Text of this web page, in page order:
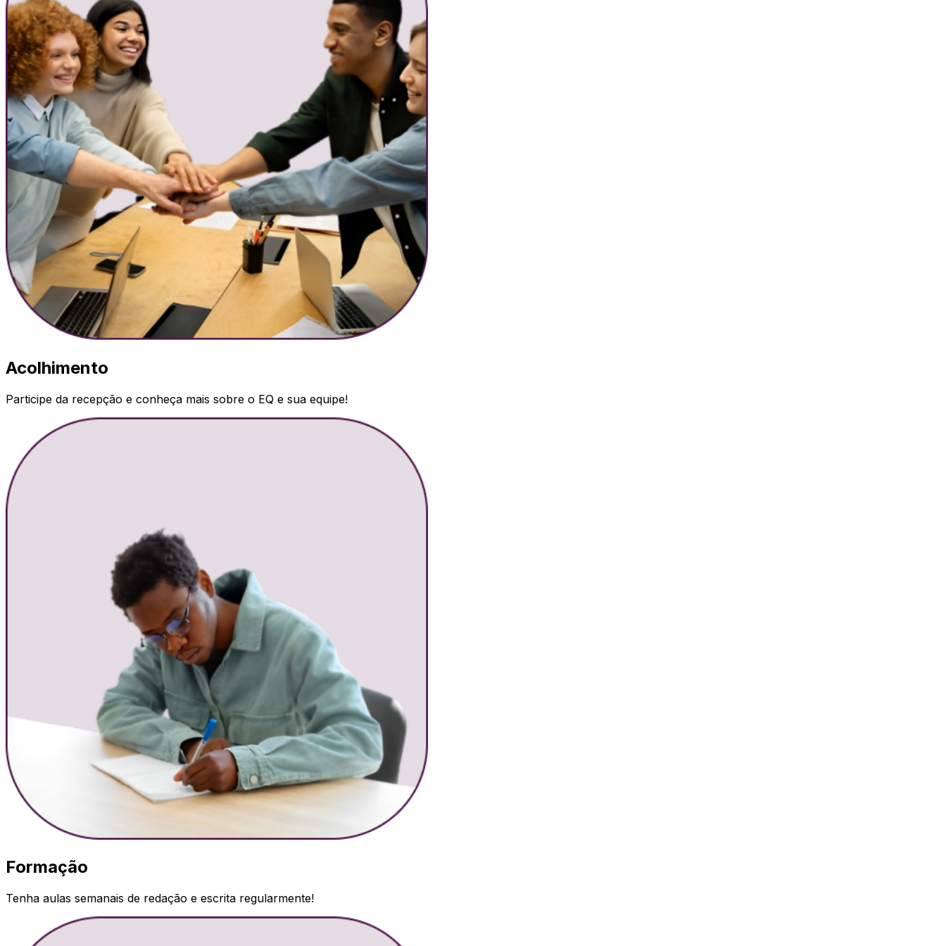
Acolhimento
Participe da recepção e conheça mais sobre o EQ e sua equipe!
Formação
Tenha aulas semanais de redação e escrita regularmente!